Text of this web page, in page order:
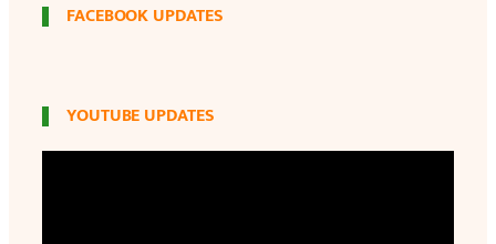
FACEBOOK UPDATES
YOUTUBE UPDATES